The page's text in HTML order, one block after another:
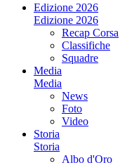
Edizione 2026
Edizione 2026
Recap Corsa
Classifiche
Squadre
Media
Media
News
Foto
Video
Storia
Storia
Albo d'Oro